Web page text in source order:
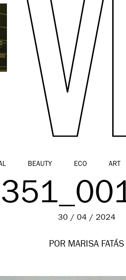
BEAUTY ECO ART
30 / 04 / 2024
POR MARISA FATÁS